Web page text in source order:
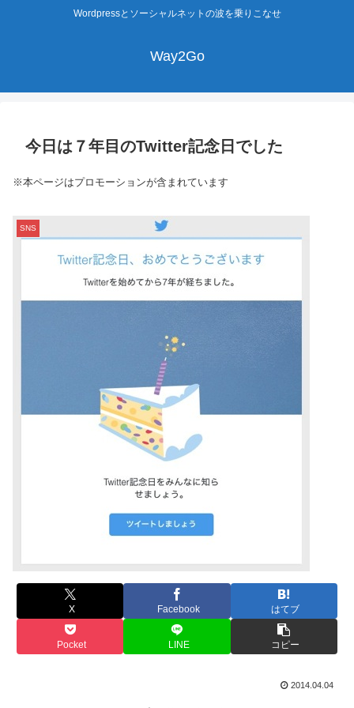
Wordpressとソーシャルネットの波を乗りこなせ
Way2Go
今日は７年目のTwitter記念日でした
※本ページはプロモーションが含まれています
SNS
X Facebook はてブ
Pocket LINE コピー
2014.04.04